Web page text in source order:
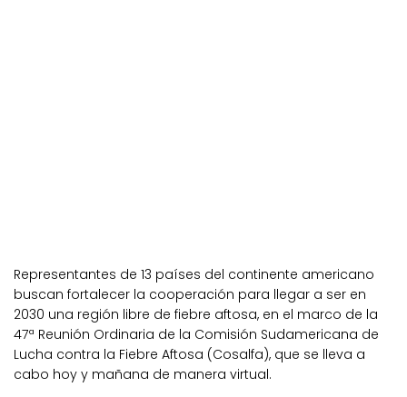
Representantes de 13 países del continente americano
buscan fortalecer la cooperación para llegar a ser en
2030 una región libre de fiebre aftosa, en el marco de la
47ª Reunión Ordinaria de la Comisión Sudamericana de
Lucha contra la Fiebre Aftosa (Cosalfa), que se lleva a
cabo hoy y mañana de manera virtual.